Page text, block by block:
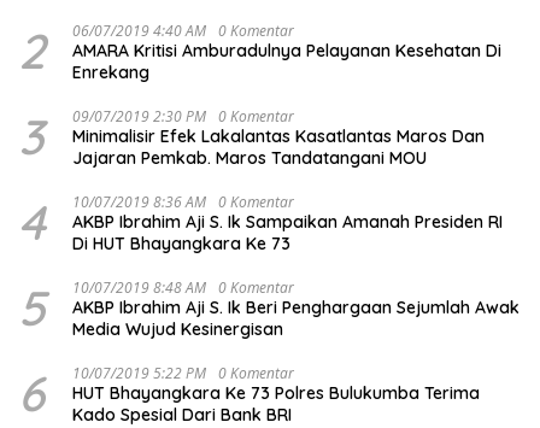
2 06/07/2019 4:40 AM 0 Komentar
AMARA Kritisi Amburadulnya Pelayanan Kesehatan Di
Enrekang
3 09/07/2019 2:30 PM 0 Komentar
Minimalisir Efek Lakalantas Kasatlantas Maros Dan
Jajaran Pemkab. Maros Tandatangani MOU
4 10/07/2019 8:36 AM 0 Komentar
AKBP Ibrahim Aji S. Ik Sampaikan Amanah Presiden RI
Di HUT Bhayangkara Ke 73
5 10/07/2019 8:48 AM 0 Komentar
AKBP Ibrahim Aji S. Ik Beri Penghargaan Sejumlah Awak
Media Wujud Kesinergisan
6 10/07/2019 5:22 PM 0 Komentar
HUT Bhayangkara Ke 73 Polres Bulukumba Terima
Kado Spesial Dari Bank BRI